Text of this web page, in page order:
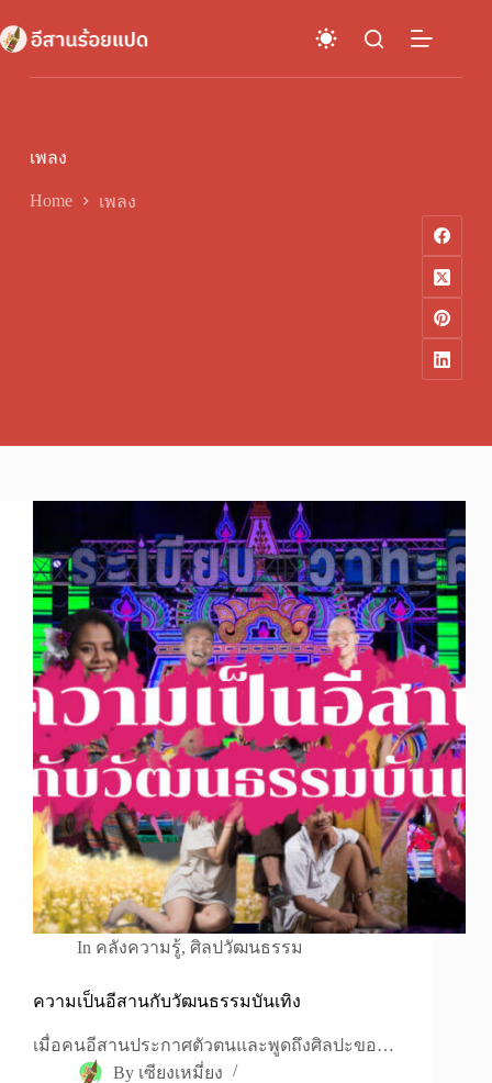
to
content
เพลง
Home เพลง
In คลังความรู้,ศิลปวัฒนธรรม
ความเป็นอีสานกับวัฒนธรรมบันเทิง
เมื่อคนอีสานประกาศตัวตนและพูดถึงศิลปะขอ…
By เซียงเหมี่ยง